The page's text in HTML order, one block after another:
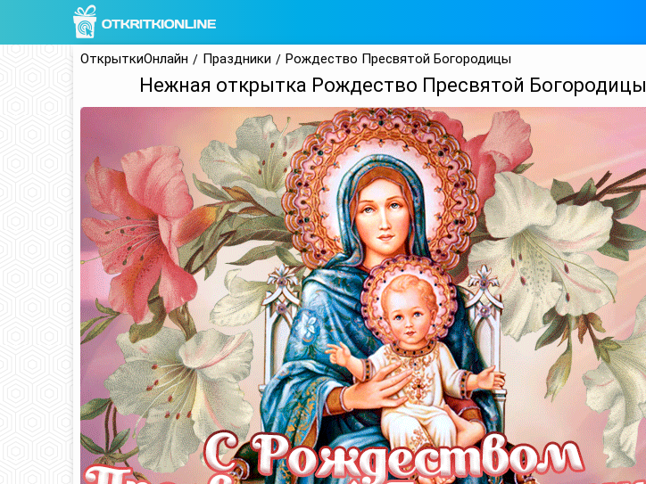
ОткрыткиОнлайн Праздники Рождество Пресвятой Богородицы
Нежная открытка Рождество Пресвятой Богородицы